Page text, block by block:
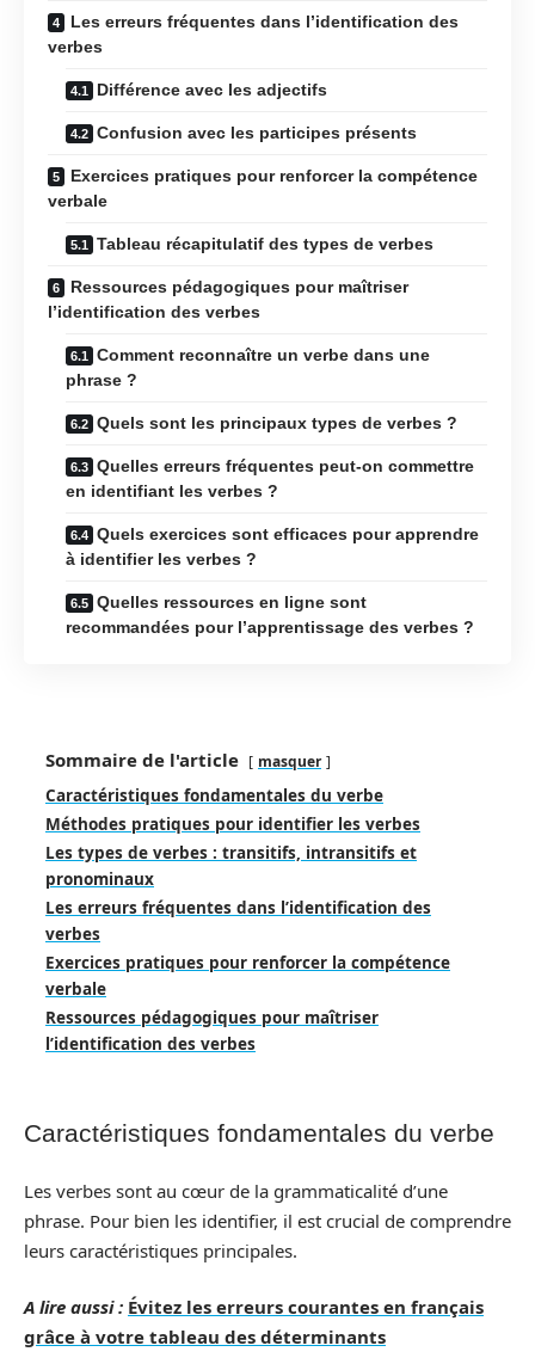
Les erreurs fréquentes dans l’identification des
verbes
Différence avec les adjectifs
Confusion avec les participes présents
Exercices pratiques pour renforcer la compétence
verbale
Tableau récapitulatif des types de verbes
Ressources pédagogiques pour maîtriser
l’identification des verbes
Comment reconnaître un verbe dans une
phrase ?
Quels sont les principaux types de verbes ?
Quelles erreurs fréquentes peut-on commettre
en identifiant les verbes ?
Quels exercices sont efficaces pour apprendre
à identifier les verbes ?
Quelles ressources en ligne sont
recommandées pour l’apprentissage des verbes ?
Sommaire de l'article masquer
Caractéristiques fondamentales du verbe
Méthodes pratiques pour identifier les verbes
Les types de verbes : transitifs, intransitifs et
pronominaux
Les erreurs fréquentes dans l’identification des
verbes
Exercices pratiques pour renforcer la compétence
verbale
Ressources pédagogiques pour maîtriser
l’identification des verbes
Caractéristiques fondamentales du verbe
Les verbes sont au cœur de la grammaticalité d’une
phrase. Pour bien les identifier, il est crucial de comprendre
leurs caractéristiques principales.
A lire aussi : Évitez les erreurs courantes en français
grâce à votre tableau des déterminants